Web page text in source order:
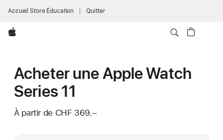
Accueil Store Éducation Quitter
Apple
Acheter une Apple Watch
Series 11
À partir de CHF 369.–